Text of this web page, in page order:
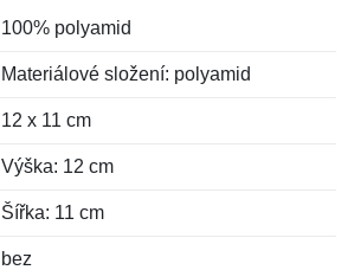
100% polyamid
Materiálové složení: polyamid
12 x 11 cm
Výška: 12 cm
Šířka: 11 cm
bez